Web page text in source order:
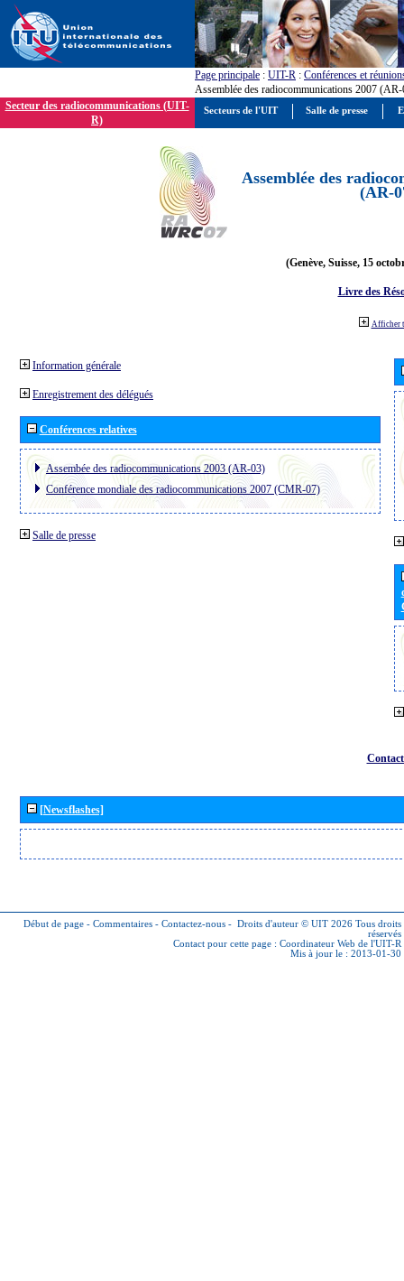
Page principale : UIT-R : Conférences et
Assemblée des radiocommunications 2007
Secteur des radiocommunications (UIT-
R)
Assemblée des
(AR-
(Genève, Suisse, 15
Livre des
Afficher
Information générale
Enregistrement des délégués
Conférences relatives
Assembée des radiocommunications 2003 (AR-03)
Conférence mondiale des radiocommunications 2007 (CMR-07)
Salle de presse
[Newsflashes]
Début de page - Commentaires - Contactez-nous - Droits d'auteur © UIT 2026 Tous droits
réservés
Contact pour cette page : Coordinateur Web de l'UIT-R
Mis à jour le : 2013-01-30
Secteurs de l'UIT Salle de presse